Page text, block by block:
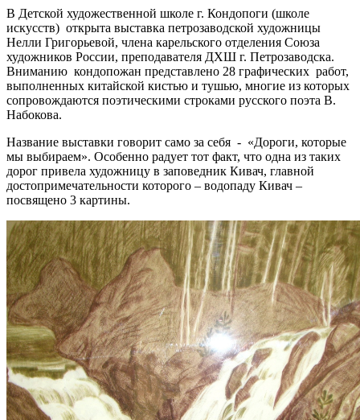
В Детской художественной школе г. Кондопоги (школе
искусств) открыта выставка петрозаводской художницы
Нелли Григорьевой, члена карельского отделения Союза
художников России, преподавателя ДХШ г. Петрозаводска.
Вниманию кондопожан представлено 28 графических работ,
выполненных китайской кистью и тушью, многие из которых
сопровождаются поэтическими строками русского поэта В.
Набокова.
Название выставки говорит само за себя - «Дороги, которые
мы выбираем». Особенно радует тот факт, что одна из таких
дорог привела художницу в заповедник Кивач, главной
достопримечательности которого – водопаду Кивач –
посвящено 3 картины.